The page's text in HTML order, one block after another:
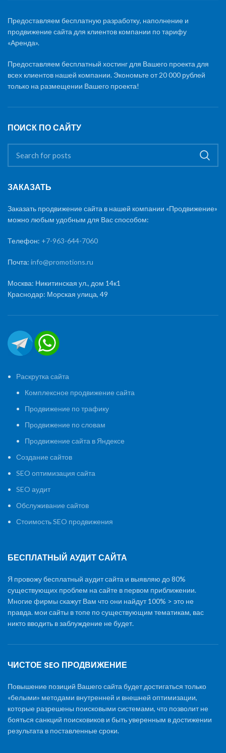
Предоставляем бесплатную разработку, наполнение и
продвижение сайта для клиентов компании по тарифу
«Аренда».
Предоставляем бесплатный хостинг для Вашего проекта для
всех клиентов нашей компании. Экономьте от 20 000 рублей
только на размещении Вашего проекта!
ПОИСК ПО САЙТУ
ЗАКАЗАТЬ
Заказать продвижение сайта в нашей компании «Продвижение»
можно любым удобным для Вас способом:
Телефон: +7-963-644-7060
Почта: info@promotions.ru
Москва: Никитинская ул., дом 14к1
Краснодар: Морская улица, 49
Раскрутка сайта
Комплексное продвижение сайта
Продвижение по трафику
Продвижение по словам
Продвижение сайта в Яндексе
Создание сайтов
SEO оптимизация сайта
SEO аудит
Обслуживание сайтов
Стоимость SEO продвижения
БЕСПЛАТНЫЙ АУДИТ САЙТА
Я провожу бесплатный аудит сайта и выявляю до 80%
существующих проблем на сайте в первом приближении.
Многие фирмы скажут Вам что они найдут 100% > это не
правда. мои сайты в топе по существующим тематикам, вас
никто вводить в заблуждение не будет.
ЧИСТОЕ SEO ПРОДВИЖЕНИЕ
Повышение позиций Вашего сайта будет достигаться только
«белыми» методами внутренней и внешней оптимизации,
которые разрешены поисковыми системами, что позволит не
бояться санкций поисковиков и быть уверенным в достижении
результата в поставленные сроки.